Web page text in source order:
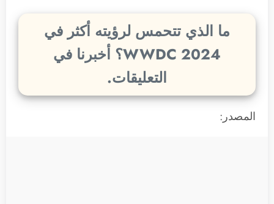
ما الذي تتحمس لرؤيته أكثر في
WWDC 2024؟ أخبرنا في
التعليقات.
المصدر: